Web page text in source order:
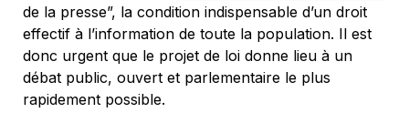
de la presse”, la condition indispensable d’un droit
effectif à l’information de toute la population. Il est
donc urgent que le projet de loi donne lieu à un
débat public, ouvert et parlementaire le plus
rapidement possible.